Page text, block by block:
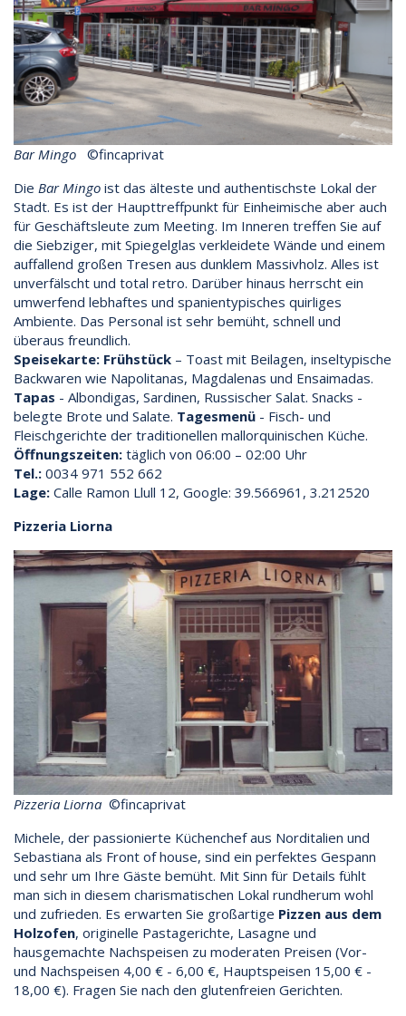
Bar Mingo ©fincaprivat
Die Bar Mingo ist das älteste und authentischste Lokal der
Stadt. Es ist der Haupttreffpunkt für Einheimische aber auch
für Geschäftsleute zum Meeting. Im Inneren treffen Sie auf
die Siebziger, mit Spiegelglas verkleidete Wände und einem
auffallend großen Tresen aus dunklem Massivholz. Alles ist
unverfälscht und total retro. Darüber hinaus herrscht ein
umwerfend lebhaftes und spanientypisches quirliges
Ambiente. Das Personal ist sehr bemüht, schnell und
überaus freundlich.
Speisekarte: Frühstück – Toast mit Beilagen, inseltypische
Backwaren wie Napolitanas, Magdalenas und Ensaimadas.
Tapas - Albondigas, Sardinen, Russischer Salat. Snacks -
belegte Brote und Salate. Tagesmenü - Fisch- und
Fleischgerichte der traditionellen mallorquinischen Küche.
Öffnungszeiten: täglich von 06:00 – 02:00 Uhr
Tel.: 0034 971 552 662
Lage: Calle Ramon Llull 12, Google: 39.566961, 3.212520
Pizzeria Liorna
Pizzeria Liorna ©fincaprivat
Michele, der passionierte Küchenchef aus Norditalien und
Sebastiana als Front of house, sind ein perfektes Gespann
und sehr um Ihre Gäste bemüht. Mit Sinn für Details fühlt
man sich in diesem charismatischen Lokal rundherum wohl
und zufrieden. Es erwarten Sie großartige Pizzen aus dem
Holzofen, originelle Pastagerichte, Lasagne und
hausgemachte Nachspeisen zu moderaten Preisen (Vor-
und Nachspeisen 4,00 € - 6,00 €, Hauptspeisen 15,00 € -
18,00 €). Fragen Sie nach den glutenfreien Gerichten.